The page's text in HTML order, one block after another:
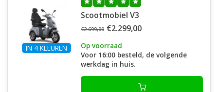
IN 4 KLEUREN
Scootmobiel V3
€2.699,00 €2.299,00
Op voorraad
Voor 16:00 besteld, de volgende
werkdag in huis.